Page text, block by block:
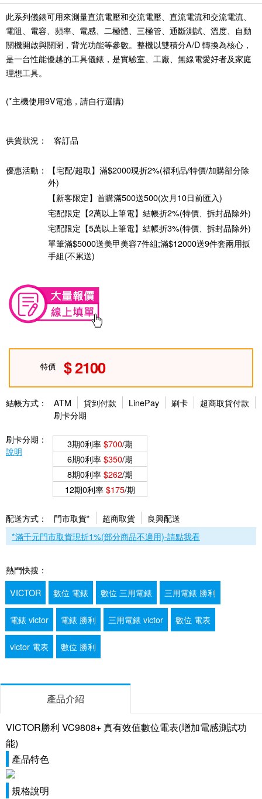
此系列儀錶可用來測量直流電壓和交流電壓、直流電流和交流電流、
電阻、電容、頻率、電感、二極體、三極管、通斷測試、溫度、自動
關機開啟與關閉，背光功能等參數。整機以雙積分A/D 轉換為核心，
是一台性能優越的工具儀錶，是實驗室、工廠、無線電愛好者及家庭
理想工具。
(*主機使用9V電池，請自行選購)
供貨狀況： 客訂品
優惠活動：
【宅配/超取】滿$2000現折2%(福利品/特價/加購部分除
外)
【新客限定】首購滿500送500(次月10日前匯入)
宅配限定【2萬以上筆電】結帳折2%(特價、拆封品除外)
宅配限定【5萬以上筆電】結帳折3%(特價、拆封品除外)
單筆滿$5000送美甲美容7件組;滿$12000送9件套兩用扳
手組(不累送)
特價 2100
結帳方式： ATM 貨到付款 LinePay 刷卡
超商取貨付款
刷卡分期
刷卡分期：
說明
3期0利率$700/期
6期0利率$350/期
8期0利率$262/期
12期0利率$175/期
配送方式： 門市取貨* 超商取貨
良興配送
*滿千元門市取貨現折1%(部分商品不適用)-請點我看
熱門快搜：
VICTOR
數位 電錶 數位 三用電錶 三用電錶 勝利
電錶 victor 電錶 勝利 三用電錶 victor 數位 電表
victor 電表 數位 勝利
產品介紹
VICTOR勝利 VC9808+ 真有效值數位電表(增加電感測試功
能)
產品特色
規格說明